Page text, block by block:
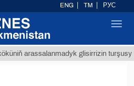
glisirrizin turşusy (t.)
ENG TM РУС